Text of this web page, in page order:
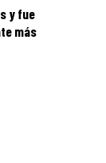
y fue
más